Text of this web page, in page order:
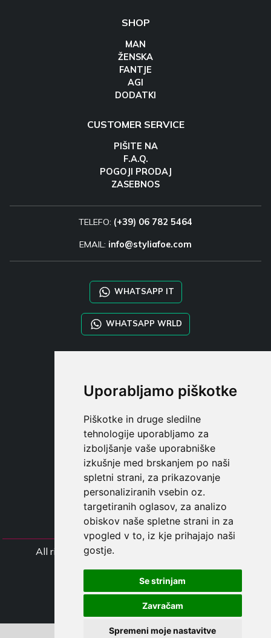
Uporabljamo piškotke
Piškotke in druge sledilne
tehnologije uporabljamo za
izboljšanje vaše uporabniške
izkušnje med brskanjem po naši
spletni strani, za prikazovanje
personaliziranih vsebin oz.
targetiranih oglasov, za analizo
obiskov naše spletne strani in za
vpogled v to, iz kje prihajajo naši
gostje.
Se strinjam
Zavračam
Spremeni moje nastavitve
SHOP
MAN
ŽENSKA
FANTJE
AGI
DODATKI
CUSTOMER SERVICE
PIŠITE NA
F.A.Q.
POGOJI PRODAJ
ZASEBNOS
TELEFO: (+39) 06 782 5464
EMAIL: info@styliafoe.com
WHATSAPP IT
WHATSAPP WRLD
SHOP B2B
TAYLOR MADE ORDERS
UPORABNI
REGISTE
PRIJAVITE S
NAKUPOVALNA KOŠARIC
All rights Styliafoe s.r.l. © 2025 - Številka DD
Follow us